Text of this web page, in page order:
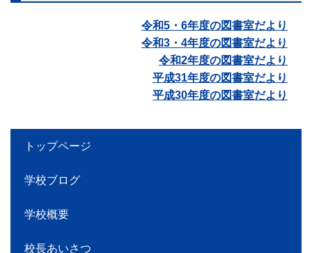
トップページ
学校ブログ
学校概要
校長あいさつ
令和5・6年度の図書室だより
令和3・4年度の図書室だより
令和2年度の図書室だより
平成31年度の図書室だより
平成30年度の図書室だより